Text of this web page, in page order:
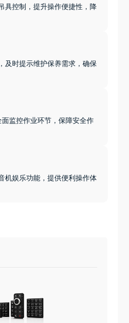
具控制，提升操作便捷性，降
及时提示维护保养需求，确保
监控作业环节，保障安全作
机娱乐功能，提供便利操作体